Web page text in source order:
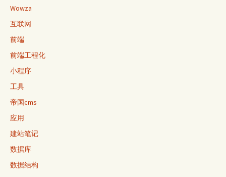
Wowza
互联网
前端
前端工程化
小程序
工具
帝国cms
应用
建站笔记
数据库
数据结构